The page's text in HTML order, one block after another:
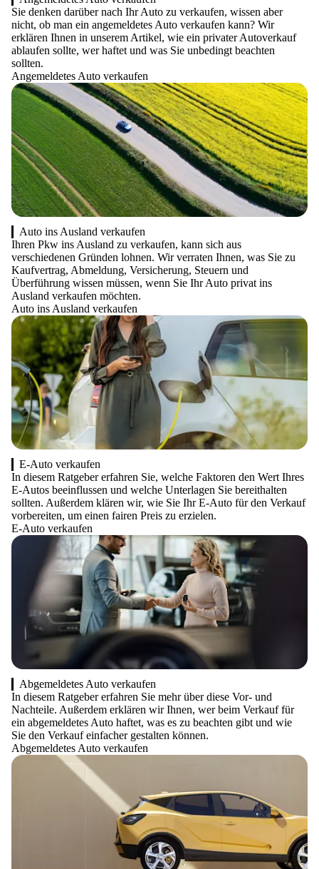
Sie denken darüber nach Ihr Auto zu verkaufen, wissen aber
nicht, ob man ein angemeldetes Auto verkaufen kann? Wir
erklären Ihnen in unserem Artikel, wie ein privater Autoverkauf
ablaufen sollte, wer haftet und was Sie unbedingt beachten
sollten.
Angemeldetes Auto verkaufen
Auto ins Ausland verkaufen
Ihren Pkw ins Ausland zu verkaufen, kann sich aus
verschiedenen Gründen lohnen. Wir verraten Ihnen, was Sie zu
Kaufvertrag, Abmeldung, Versicherung, Steuern und
Überführung wissen müssen, wenn Sie Ihr Auto privat ins
Ausland verkaufen möchten.
Auto ins Ausland verkaufen
E-Auto verkaufen
In diesem Ratgeber erfahren Sie, welche Faktoren den Wert Ihres
E-Autos beeinflussen und welche Unterlagen Sie bereithalten
sollten. Außerdem klären wir, wie Sie Ihr E-Auto für den Verkauf
vorbereiten, um einen fairen Preis zu erzielen.
E-Auto verkaufen
Abgemeldetes Auto verkaufen
In diesem Ratgeber erfahren Sie mehr über diese Vor- und
Nachteile. Außerdem erklären wir Ihnen, wer beim Verkauf für
ein abgemeldetes Auto haftet, was es zu beachten gibt und wie
Sie den Verkauf einfacher gestalten können.
Abgemeldetes Auto verkaufen